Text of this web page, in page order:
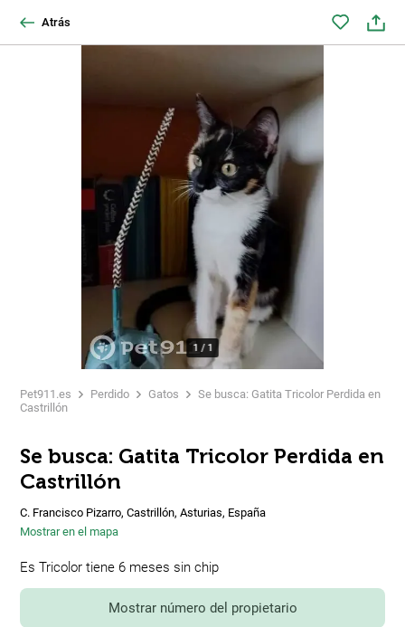
Atrás
1 / 1
Pet911.es Perdido Gatos
Se busca: Gatita Tricolor Perdida en
Castrillón
Se busca: Gatita Tricolor Perdida en
Castrillón
C. Francisco Pizarro, Castrillón, Asturias, España
Mostrar en el mapa
Es Tricolor tiene 6 meses sin chip
Mostrar número del propietario